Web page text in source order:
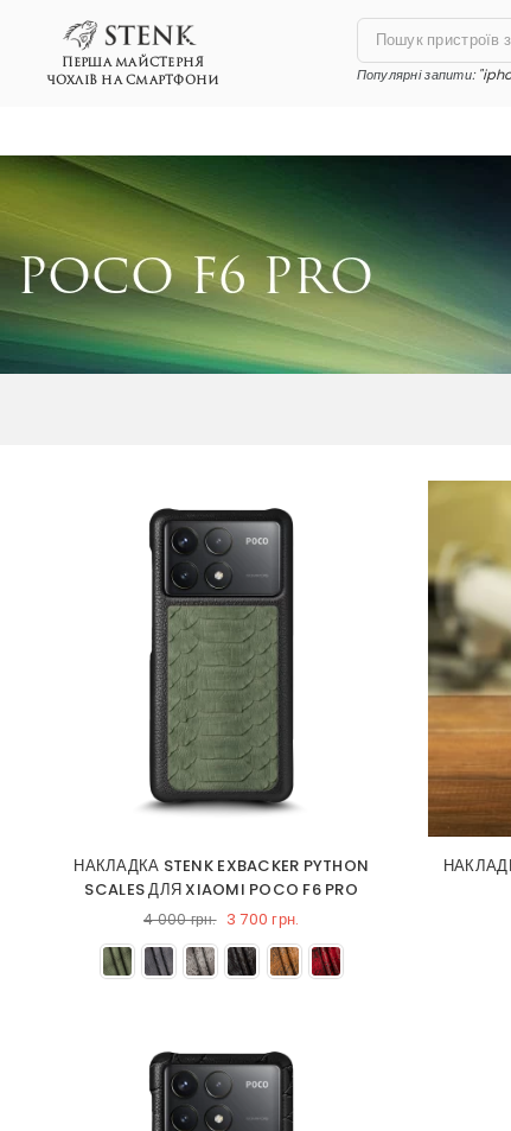
ПЕРША МАЙСТЕРНЯ
ЧОХЛІВ НА СМАРТФОНИ
Популярні запити:
НАКЛАДКА STENK EXBACKER PYTHON
SCALES ДЛЯ XIAOMI POCO F6 PRO
4 000 грн. 3 700 грн.